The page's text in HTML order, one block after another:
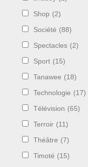
Shop (2)
Société (88)
Spectacles (2)
Sport (15)
Tanawee (18)
Technologie (17)
Télévision (65)
Terroir (11)
Théâtre (7)
Timoté (15)